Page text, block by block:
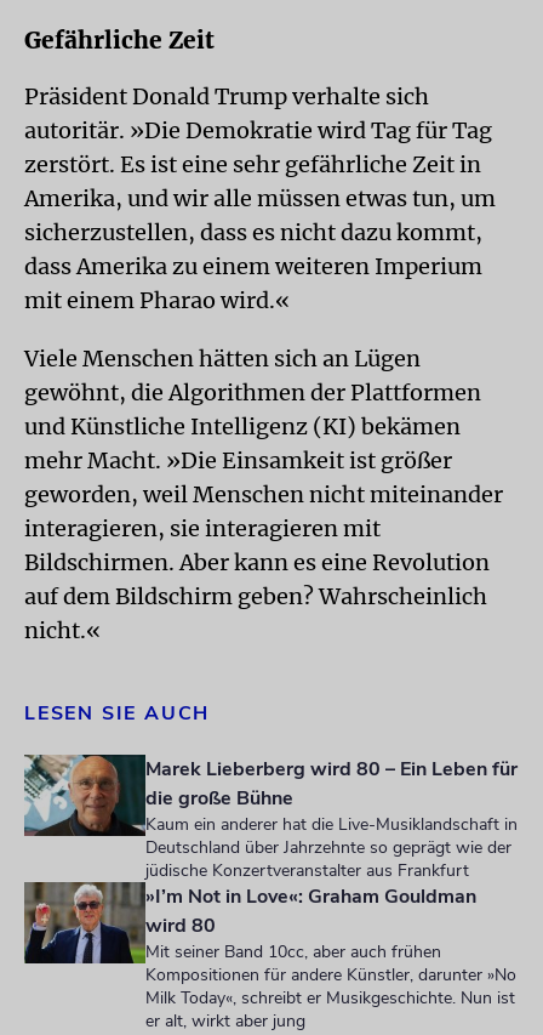
Gefährliche Zeit
Präsident Donald Trump verhalte sich
autoritär. »Die Demokratie wird Tag für Tag
zerstört. Es ist eine sehr gefährliche Zeit in
Amerika, und wir alle müssen etwas tun, um
sicherzustellen, dass es nicht dazu kommt,
dass Amerika zu einem weiteren Imperium
mit einem Pharao wird.«
Viele Menschen hätten sich an Lügen
gewöhnt, die Algorithmen der Plattformen
und Künstliche Intelligenz (KI) bekämen
mehr Macht. »Die Einsamkeit ist größer
geworden, weil Menschen nicht miteinander
interagieren, sie interagieren mit
Bildschirmen. Aber kann es eine Revolution
auf dem Bildschirm geben? Wahrscheinlich
nicht.«
LESEN SIE AUCH
Marek Lieberberg wird 80 – Ein Leben für
die große Bühne
Kaum ein anderer hat die Live-Musiklandschaft in
Deutschland über Jahrzehnte so geprägt wie der
jüdische Konzertveranstalter aus Frankfurt
»I’m Not in Love«: Graham Gouldman
wird 80
Mit seiner Band 10cc, aber auch frühen
Kompositionen für andere Künstler, darunter »No
Milk Today«, schreibt er Musikgeschichte. Nun ist
er alt, wirkt aber jung